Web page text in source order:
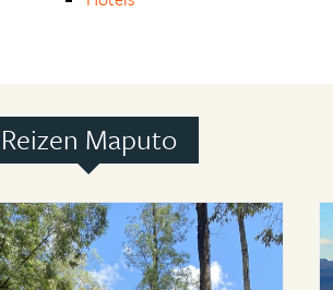
Reizen Maputo